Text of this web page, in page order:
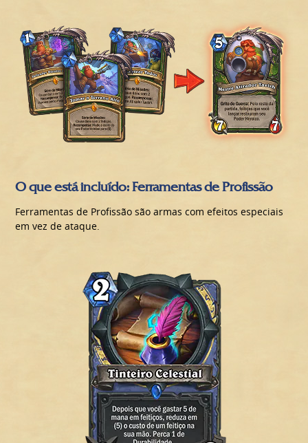
O que está incluído: Ferramentas de Profissão
Ferramentas de Profissão são armas com efeitos especiais
em vez de ataque.